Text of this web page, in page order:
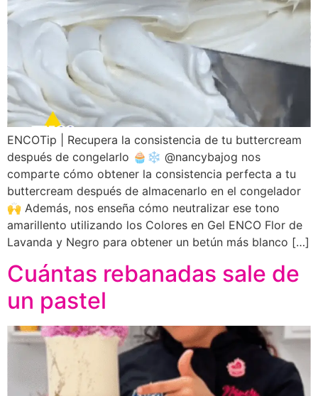
ENCOTip | Recupera la consistencia de tu buttercream
después de congelarlo 🧁❄️ @nancybajog nos
comparte cómo obtener la consistencia perfecta a tu
buttercream después de almacenarlo en el congelador
🙌 Además, nos enseña cómo neutralizar ese tono
amarillento utilizando los Colores en Gel ENCO Flor de
Lavanda y Negro para obtener un betún más blanco […]
Cuántas rebanadas sale de
un pastel